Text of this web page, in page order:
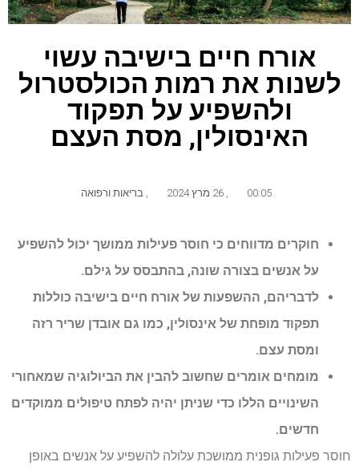
אורח חיים בישיבה עשוי
לשנות את רמות הכולסטרול
ולהשפיע על תפקוד
האינסולין, מסת העצם
00:05 בריאות ורפואה
חוקרים מדווחים כי חוסר פעילות ממושך יכול להשפיע
על אנשים בצורה שונה, בהתבסס על גילם.
לדבריהם, ההשפעות של אורח חיים בישיבה כוללות
תפקוד מופחת של אינסולין, כמו גם אובדן שריר רזה
ומסת עצם.
מומחים אומרים שחשוב להבין את הביולוגיה שמאחורי
השינויים הללו כדי שניתן יהיה לפתח טיפולים ממוקדים
חדשים.
חוסר פעילות גופנית ממושכת עלולה להשפיע על אנשים באופן